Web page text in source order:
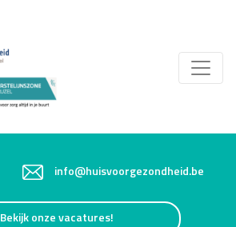
info@huisvoorgezondheid.be
Bekijk onze vacatures!